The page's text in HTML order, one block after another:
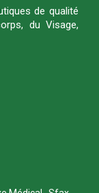
de qualité
du Visage,